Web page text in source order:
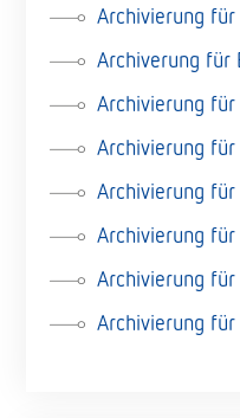
Archivierung
Archiverung für
Archivierung für
Archivierung
Archivierung
Archivierung
Archivierung für
Archivierung für